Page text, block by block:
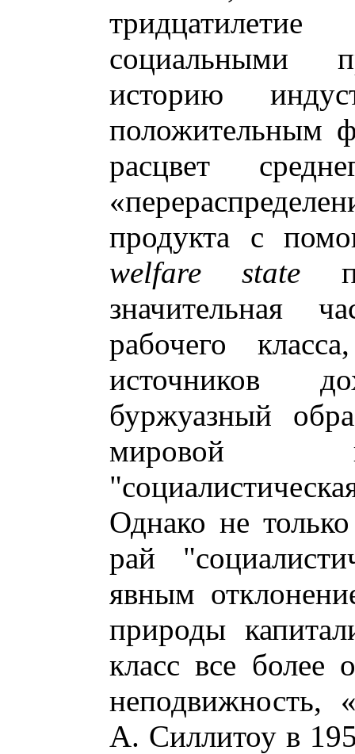
социальными
историю
положительным
расцвет
продукта с
welfare state
значительная
рабочего
источников
буржуазный
мировой
Однако не
рай
явным
природы
класс все более
неподвижность,
А. Силлитоу в